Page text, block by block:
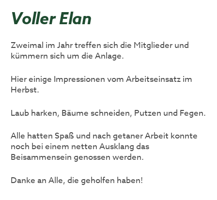
Voller Elan
Zweimal im Jahr treffen sich die Mitglieder und
kümmern sich um die Anlage.
Hier einige Impressionen vom Arbeitseinsatz im
Herbst.
Laub harken, Bäume schneiden, Putzen und Fegen.
Alle hatten Spaß und nach getaner Arbeit konnte
noch bei einem netten Ausklang das
Beisammensein genossen werden.
Danke an Alle, die geholfen haben!